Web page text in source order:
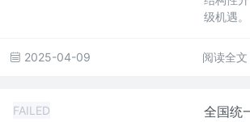
级机遇。
2025-04-09 阅读全文
FAILED
全国统